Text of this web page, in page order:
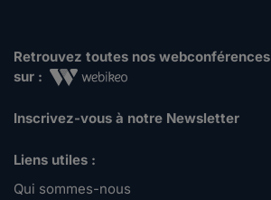
Retrouvez toutes nos webconférences
sur :
Inscrivez-vous à notre Newsletter
Liens utiles :
Qui sommes-nous